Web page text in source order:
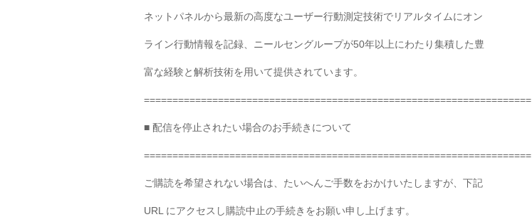
ネットパネルから最新の高度なユーザー行動測定技術でリアルタイムにオン
ライン行動情報を記録、ニールセングループが50年以上にわたり集積した豊
富な経験と解析技術を用いて提供されています。
====================================================================
■ 配信を停止されたい場合のお手続きについて
====================================================================
ご購読を希望されない場合は、たいへんご手数をおかけいたしますが、下記
URL にアクセスし購読中止の手続きをお願い申し上げます。